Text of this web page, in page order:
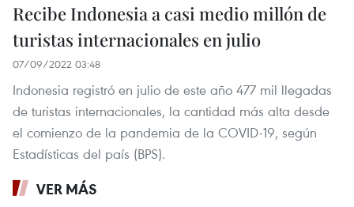
Recibe Indonesia a casi medio millón de
turistas internacionales en julio
07/09/2022 03:48
Indonesia registró en julio de este año 477 mil llegadas
de turistas internacionales, la cantidad más alta desde
el comienzo de la pandemia de la COVID-19, según
Estadísticas del país (BPS).
VER MÁS